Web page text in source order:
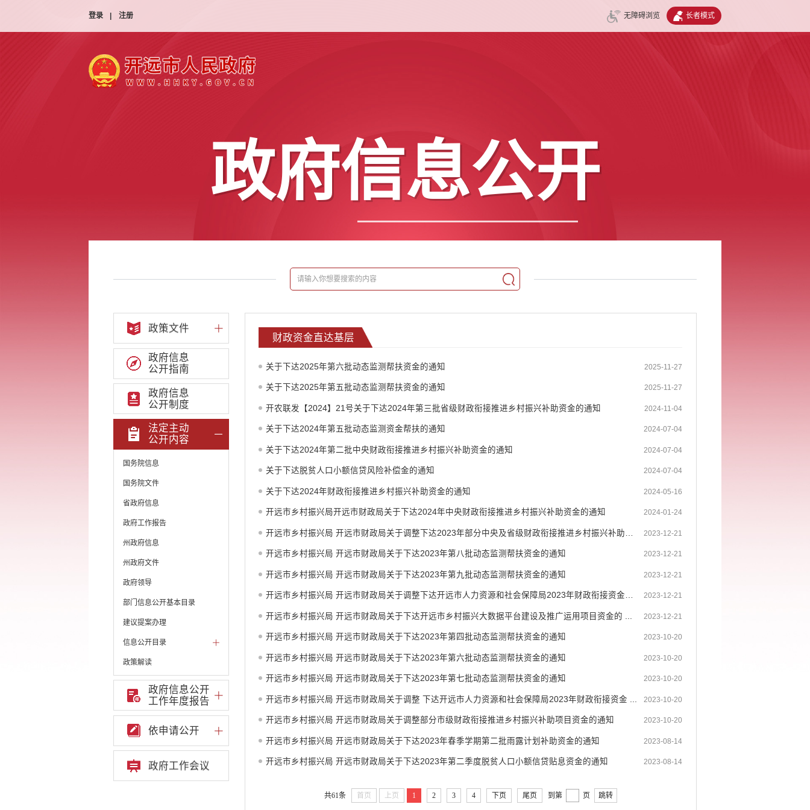
登录 注册 无障碍浏览 长者模式
政府信息公开
政策文件
政府信息
公开指南
政府信息
公开制度
法定主动
公开内容
国务院信息
国务院文件
省政府信息
政府工作报告
州政府信息
州政府文件
政府领导
部门信息公开基本目录
建议提案办理
信息公开目录
政策解读
机构职能和权责清单
自然资源政务公开
重点领域信息公开
行政事业性收费
公务员管理
政府信息公开
工作年度报告
依申请公开
政府工作会议
财政资金直达基层
关于下达2025年第六批动态监测帮扶资金的通知 2025-11-27
关于下达2025年第五批动态监测帮扶资金的通知 2025-11-27
开农联发【2024】21号关于下达2024年第三批省级财政衔接推进乡村振兴补助资金的通知 2024-11-04
关于下达2024年第五批动态监测资金帮扶的通知 2024-07-04
关于下达2024年第二批中央财政衔接推进乡村振兴补助资金的通知 2024-07-04
关于下达脱贫人口小额信贷风险补偿金的通知 2024-07-04
关于下达2024年财政衔接推进乡村振兴补助资金的通知 2024-05-16
开远市乡村振兴局开远市财政局关于下达2024年中央财政衔接推进乡村振兴补助资金的通知 2024-01-24
2023-12-21
开远市乡村振兴局 开远市财政局关于下达2023年第八批动态监测帮扶资金的通知 2023-12-21
开远市乡村振兴局 开远市财政局关于下达2023年第九批动态监测帮扶资金的通知 2023-12-21
开远市乡村振兴局 开远市财政局关于调整下达开远市人力资源和社会保障局2023年财政衔接资金项... 2023-12-21
开远市乡村振兴局 开远市财政局关于下达开远市乡村振兴大数据平台建设及推广运用项目资金的 ... 2023-12-21
开远市乡村振兴局 开远市财政局关于下达2023年第四批动态监测帮扶资金的通知 2023-10-20
开远市乡村振兴局 开远市财政局关于下达2023年第六批动态监测帮扶资金的通知 2023-10-20
开远市乡村振兴局 开远市财政局关于下达2023年第七批动态监测帮扶资金的通知 2023-10-20
开远市乡村振兴局 开远市财政局关于调整 下达开远市人力资源和社会保障局2023年财政衔接资金 ... 2023-10-20
开远市乡村振兴局 开远市财政局关于调整部分市级财政衔接推进乡村振兴补助项目资金的通知 2023-10-20
开远市乡村振兴局 开远市财政局关于下达2023年春季学期第二批雨露计划补助资金的通知 2023-08-14
开远市乡村振兴局 开远市财政局关于下达2023年第二季度脱贫人口小额信贷贴息资金的通知 2023-08-14
共61条 首页 上页 1 2 3 4 下页 尾页 到第 页 跳转